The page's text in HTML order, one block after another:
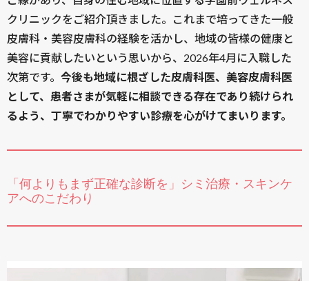
クリニックをご紹介頂きました。これまで培ってきた一般
皮膚科・美容皮膚科の経験を活かし、地域の皆様の健康と
美容に貢献したいという思いから、2026年4月に入職した
次第です。 今後も地域に根ざした皮膚科医、美容皮膚科医
として、患者さまが気軽に相談できる存在であり続けられ
るよう、丁寧でわかりやすい診療を心がけてまいります。
「何よりもまず正確な診断を」シミ治療・スキンケ
アへのこだわり